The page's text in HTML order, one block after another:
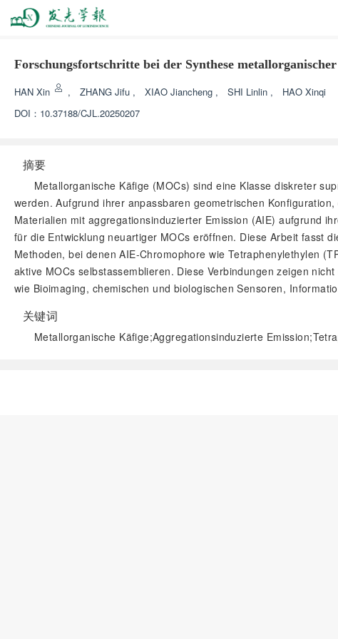
Forschungsfortschritte bei der Synthese
HAN Xin , ZHANG Jifu , XIAO Jiancheng , SHI Linlin ,
HAO Xinqi
DOI： 10.37188/CJL.20250207
摘要
Metallorganische Käfige (MOCs) sind eine Klasse diskreter
werden. Aufgrund ihrer anpassbaren geometrischen
Materialien mit aggregationsinduzierter Emission (AIE) aufgrund
für die Entwicklung neuartiger MOCs eröffnen. Diese Arbeit fasst
Methoden, bei denen AIE-Chromophore wie Tetraphenylethylen
aktive MOCs selbstassemblieren. Diese Verbindungen zeigen
wie Bioimaging, chemischen und biologischen Sensoren,
关键词
Metallorganische Käfige;Aggregationsinduzierte